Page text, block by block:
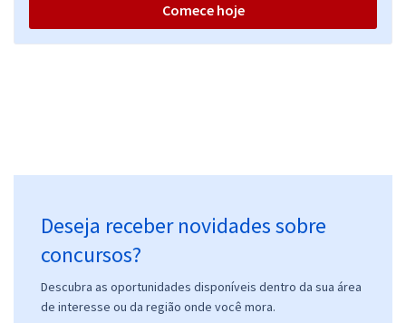
Comece hoje
Deseja receber novidades sobre
concursos?
Descubra as oportunidades disponíveis dentro da sua área
de interesse ou da região onde você mora.